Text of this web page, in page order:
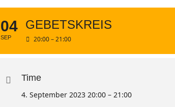
04
SEP
GEBETSKREIS
20:00 – 21:00
Time
4. September 2023 20:00 – 21:00